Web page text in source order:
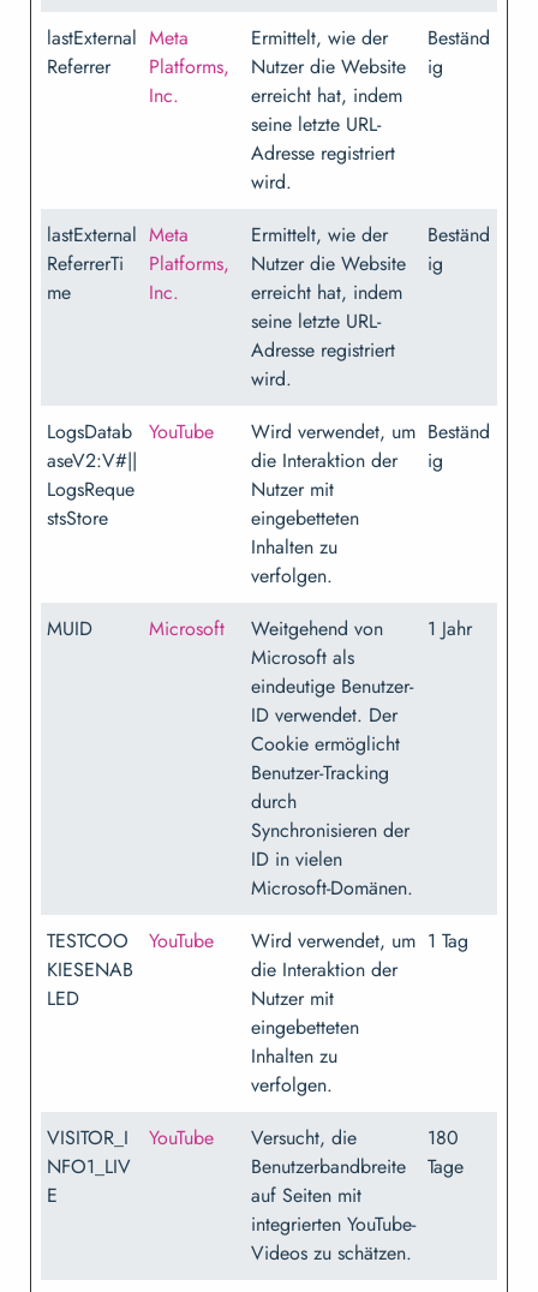
lastExternal
Referrer
Meta
Platforms,
Inc.
Ermittelt, wie der
Nutzer die Website
erreicht hat, indem
seine letzte URL-
Adresse registriert
wird.
Beständ
ig
lastExternal
ReferrerTi
me
Meta
Platforms,
Inc.
Ermittelt, wie der
Nutzer die Website
erreicht hat, indem
seine letzte URL-
Adresse registriert
wird.
Beständ
ig
LogsDatab
aseV2:V#||
LogsReque
stsStore
YouTube
Wird verwendet, um
die Interaktion der
Nutzer mit
eingebetteten
Inhalten zu
verfolgen.
Beständ
ig
MUID Microsoft
Weitgehend von
Microsoft als
eindeutige Benutzer-
ID verwendet. Der
Cookie ermöglicht
Benutzer-Tracking
durch
Synchronisieren der
ID in vielen
Microsoft-Domänen.
1 Jahr
TESTCOO
KIESENAB
LED
YouTube
Wird verwendet, um
die Interaktion der
Nutzer mit
eingebetteten
Inhalten zu
verfolgen.
1 Tag
VISITOR_I
NFO1_LIV
E
YouTube
Versucht, die
Benutzerbandbreite
auf Seiten mit
integrierten YouTube-
Videos zu schätzen.
180
Tage